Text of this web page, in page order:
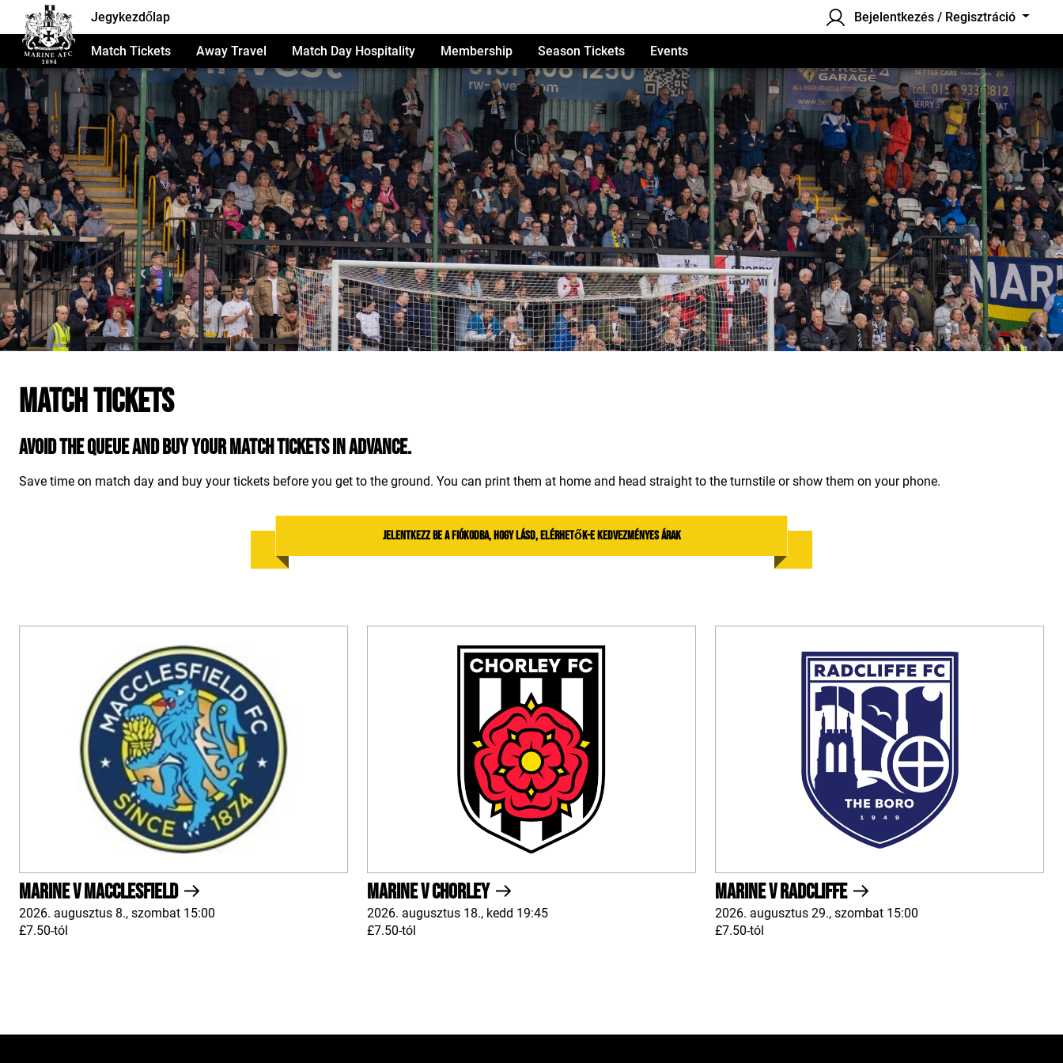
Jegykezdőlap Bejelentkezés / Regisztráció
Match Tickets Away Travel Match Day Hospitality Membership Season Tickets Events
Match Tickets
Avoid the queue and buy your match tickets in advance.
Save time on match day and buy your tickets before you get to the ground. You can print them at home and head straight to the turnstile or show them on your phone.
Jelentkezz be a fiókodba, hogy lásd, elérhetők-e kedvezményes árak
Marine v Macclesfield
2026. augusztus 8., szombat 15:00
£7.50-tól
Marine v Chorley
2026. augusztus 18., kedd 19:45
£7.50-tól
Marine v Radcliffe
2026. augusztus 29., szombat 15:00
£7.50-tól